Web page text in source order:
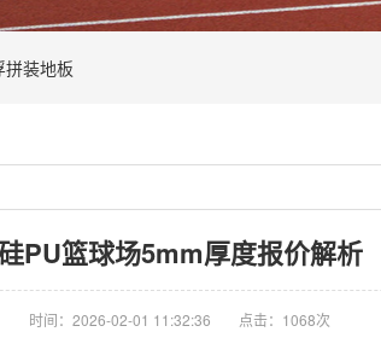
拼装地板
PU篮球场5mm厚度报价解析
时间：2026-02-01 11:32:36 点击：1068次